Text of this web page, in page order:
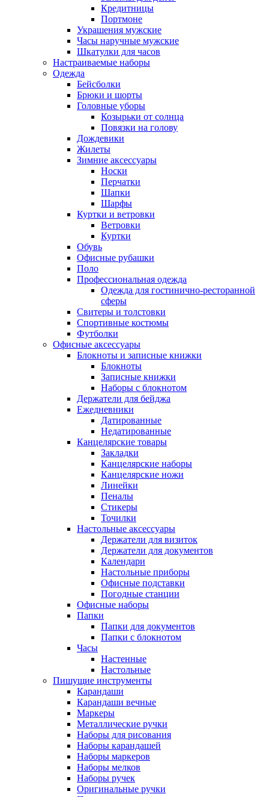
Кредитницы
Портмоне
Украшения мужские
Часы наручные мужские
Шкатулки для часов
Настраиваемые наборы
Одежда
Бейсболки
Брюки и шорты
Головные уборы
Козырьки от солнца
Повязки на голову
Дождевики
Жилеты
Зимние аксессуары
Носки
Перчатки
Шапки
Шарфы
Куртки и ветровки
Ветровки
Куртки
Обувь
Офисные рубашки
Поло
Профессиональная одежда
Одежда для гостинично-ресторанной
сферы
Свитеры и толстовки
Спортивные костюмы
Футболки
Офисные аксессуары
Блокноты и записные книжки
Блокноты
Записные книжки
Наборы с блокнотом
Держатели для бейджа
Ежедневники
Датированные
Недатированные
Канцелярские товары
Закладки
Канцелярские наборы
Канцелярские ножи
Линейки
Пеналы
Стикеры
Точилки
Настольные аксессуары
Держатели для визиток
Держатели для документов
Календари
Настольные приборы
Офисные подставки
Погодные станции
Офисные наборы
Папки
Папки для документов
Папки с блокнотом
Часы
Настенные
Настольные
Пишущие инструменты
Карандаши
Карандаши вечные
Маркеры
Металлические ручки
Наборы для рисования
Наборы карандашей
Наборы маркеров
Наборы мелков
Наборы ручек
Оригинальные ручки